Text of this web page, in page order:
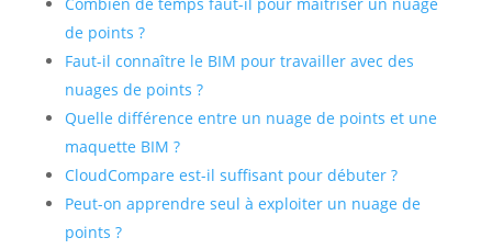
Combien de temps faut-il pour maîtriser un nuage
de points ?
Faut-il connaître le BIM pour travailler avec des
nuages de points ?
Quelle différence entre un nuage de points et une
maquette BIM ?
CloudCompare est-il suffisant pour débuter ?
Peut-on apprendre seul à exploiter un nuage de
points ?